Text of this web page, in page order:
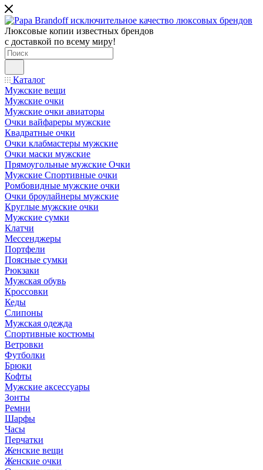
Люксовые копии известных брендов
с доставкой по всему миру!
Каталог
Мужские вещи
Мужские очки
Мужские очки авиаторы
Очки вайфареры мужские
Квадратные очки
Очки клабмастеры мужские
Очки маски мужские
Прямоугольные мужские Очки
Мужские Спортивные очки
Ромбовидные мужские очки
Очки броулайнеры мужские
Круглые мужские очки
Мужские сумки
Клатчи
Мессенджеры
Портфели
Поясные сумки
Рюкзаки
Мужская обувь
Кроссовки
Кеды
Слипоны
Мужская одежда
Спортивные костюмы
Ветровки
Футболки
Брюки
Кофты
Мужские аксессуары
Зонты
Ремни
Шарфы
Часы
Перчатки
Женские вещи
Женские очки